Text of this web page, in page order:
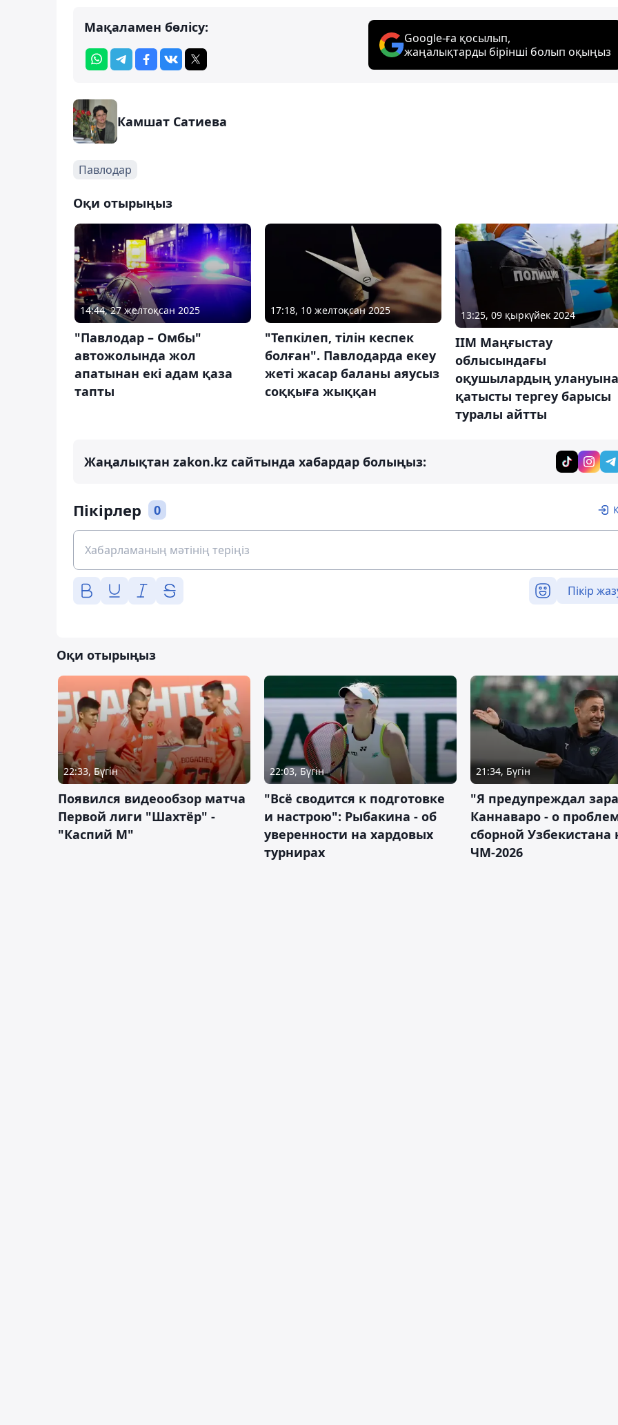
Мақаламен бөлісу:
Google-ға қосылып,
жаңалықтарды бірінші болып оқыңыз
Камшат Сатиева
Павлодар
Оқи отырыңыз
14:44, 27 желтоқсан 2025
"Павлодар – Омбы"
автожолында жол
апатынан екі адам қаза
тапты
17:18, 10 желтоқсан 2025
"Тепкілеп, тілін кеспек
болған". Павлодарда екеу
жеті жасар баланы аяусыз
соққыға жыққан
13:25, 09 қыркүйек 2024
ІІМ Маңғыстау
облысындағы
оқушылардың улануына
қатысты тергеу барысы
туралы айтты
Жаңалықтан zakon.kz сайтында хабардар болыңыз:
Пікірлер 0
Пікір
Оқи отырыңыз
22:33, Бүгін
Появился видеообзор матча
Первой лиги "Шахтёр" -
"Каспий М"
22:03, Бүгін
"Всё сводится к подготовке
и настрою": Рыбакина - об
уверенности на хардовых
турнирах
21:34, Бүгін
"Я предупреждал
Каннаваро - о
сборной Узбекистана
ЧМ-2026